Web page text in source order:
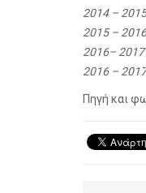
2014 –
2015 –
2016–
2016 –
Πηγή και